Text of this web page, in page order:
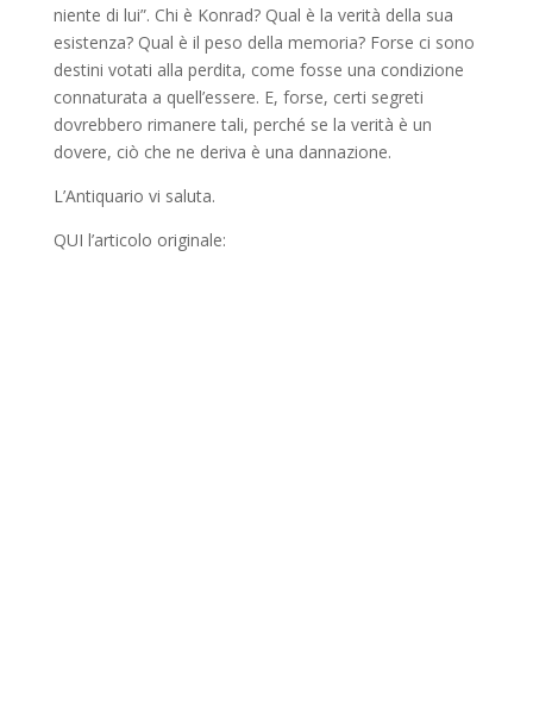
niente di lui”. Chi è Konrad? Qual è la verità della sua
esistenza? Qual è il peso della memoria? Forse ci sono
destini votati alla perdita, come fosse una condizione
connaturata a quell’essere. E, forse, certi segreti
dovrebbero rimanere tali, perché se la verità è un
dovere, ciò che ne deriva è una dannazione.
L’Antiquario vi saluta.
QUI l’articolo originale: